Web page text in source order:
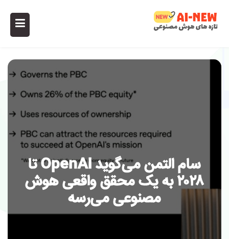
سام التمن می‌گوید OpenAI تا
۲۰۲۸ به یک محقق واقعی هوش
مصنوعی می‌رسه